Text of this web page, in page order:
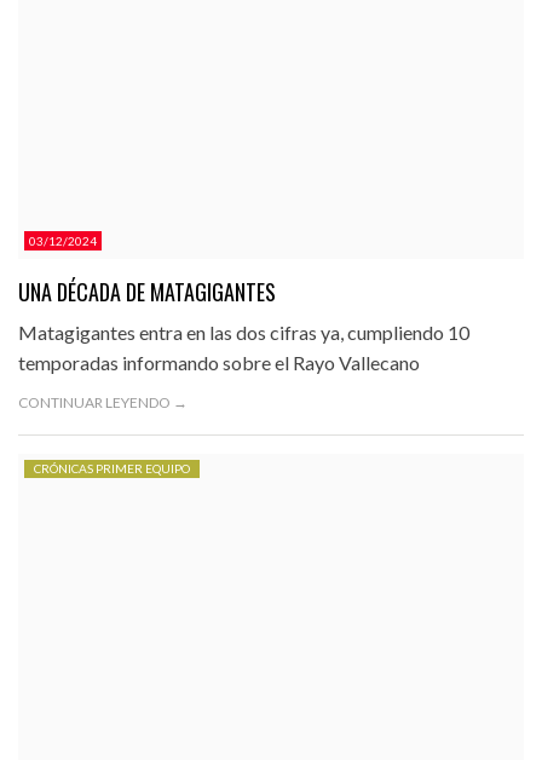
03/12/2024
UNA DÉCADA DE MATAGIGANTES
Matagigantes entra en las dos cifras ya, cumpliendo 10
temporadas informando sobre el Rayo Vallecano
CONTINUAR LEYENDO →
CRÓNICAS PRIMER EQUIPO